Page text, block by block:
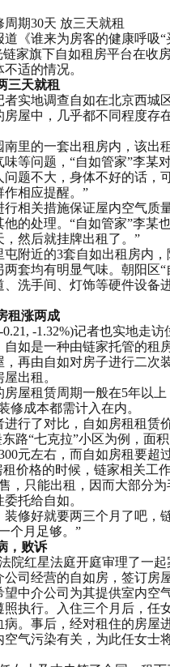
期30天 放三天就租
道《谁来为房客的健康呼
家旗下自如租房平台在收
适的情况。
三天就租
者实地调查自如在北京西城
屋中，几乎都不同程度存
里的一套出租房内，该出
等问题，“自如管家”李某
题不大，身体不好的话，
作相应提醒。”
相关措施保证屋内空气质
的处理。“自如管家”李某
然后就挂牌出租了。”
附近的3套自如出租房内
套均有明显气味。朝阳区
洗手间、灯饰等硬件设备
租涨两成
-0.21 , -1.32%)记者也实地走访
如是一种由链家托管的租
再由自如对房子进行二次
出租。
屋租赁周期一般在5年以
修成本都需计入在内。
行了对比，自如房租租赁
路“七克拉”小区为例，面
元左右，而自如房租要超
价格的时候，链家相关工
，只能出租，因而大部分
托给自如。
修好就要两三个月了吧，
个月足够。”
，败诉
院红星法庭开庭审理了一
司经营的自如房，签订房
中介公司为其提供室内空
执行。入住三个月后，任
。事后，经对租住的房屋
气污染有关，为此任女士